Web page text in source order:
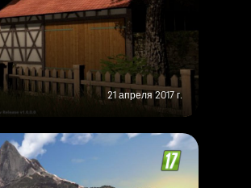
21 апреля 2017 г.